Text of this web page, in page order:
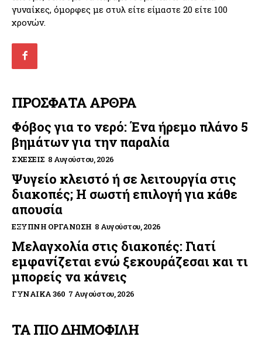
γυναίκες, όμορφες με στυλ είτε είμαστε 20 είτε 100
χρονών.
ΠΡΟΣΦΑΤΑ ΑΡΘΡΑ
Φόβος για το νερό: Ένα ήρεμο πλάνο 5
βημάτων για την παραλία
ΣΧΈΣΕΙΣ 8 Αυγούστου, 2026
Ψυγείο κλειστό ή σε λειτουργία στις
διακοπές; Η σωστή επιλογή για κάθε
απουσία
ΈΞΥΠΝΗ ΟΡΓΆΝΩΣΗ 8 Αυγούστου, 2026
Μελαγχολία στις διακοπές: Γιατί
εμφανίζεται ενώ ξεκουράζεσαι και τι
μπορείς να κάνεις
ΓΥΝΑΊΚΑ 360 7 Αυγούστου, 2026
ΤΑ ΠΙΟ ΔΗΜΟΦΙΛΗ